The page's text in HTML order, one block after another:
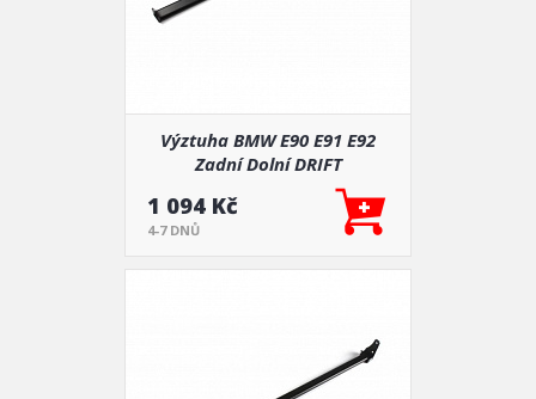
Výztuha BMW E90 E91 E92
Zadní Dolní DRIFT
1 094 Kč
4-7 DNŮ